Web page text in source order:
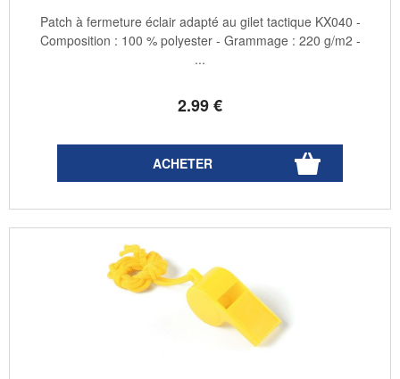
2.99€
Patch à fermeture éclair adapté au gilet tactique KX040 -
Composition : 100 % polyester - Grammage : 220 g/m2 -
...